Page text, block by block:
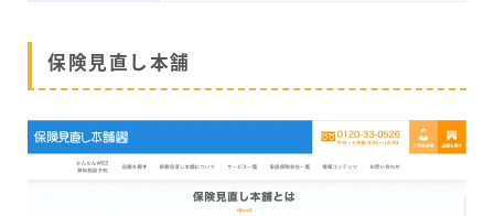
保険見直し本舗